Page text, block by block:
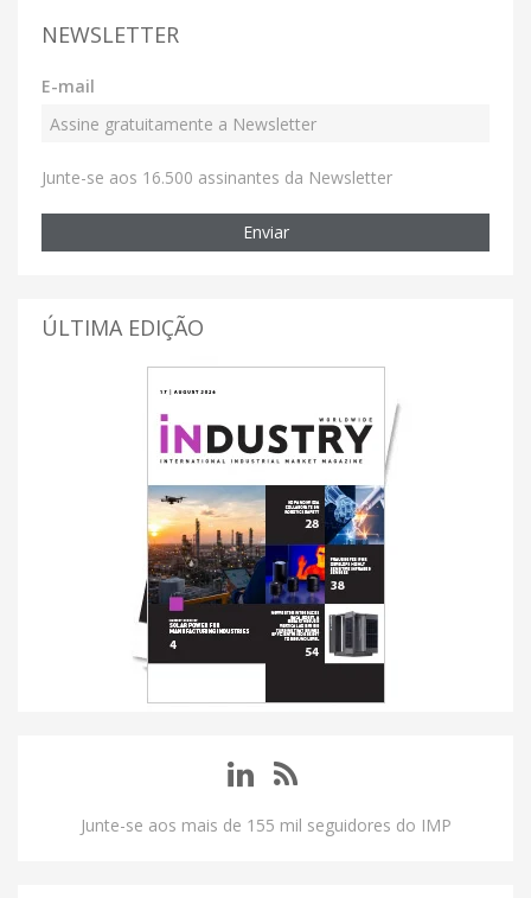
NEWSLETTER
E-mail
Junte-se aos 16.500 assinantes da Newsletter
Enviar
ÚLTIMA EDIÇÃO
Junte-se aos mais de 155 mil seguidores do IMP